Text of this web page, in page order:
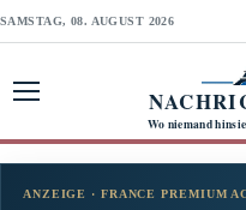
SAMSTAG, 08. AUGUST 2026
Wo niemand
ANZEIGE · FRANCE PREMIUM